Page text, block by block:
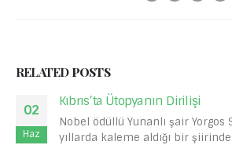
RELATEDPOSTS
02
Haz
Kıbrıs’ta Ütopyanın Dirilişi
Nobel ödüllü Yunanlı şair Yorgos
yıllarda kaleme aldığı bir şiirinde